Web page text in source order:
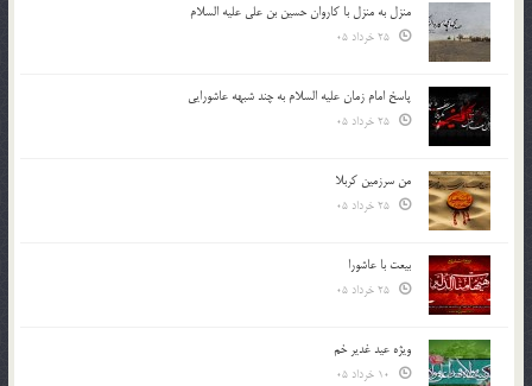
منزل به منزل با کاروان حسین بن علی علیه السلام
پاسخ امام زمان علیه السلام به چند شبهه عاشورایی
من سرزمین کربلا
بیعت با عاشورا
ویژه عید غدیر خم